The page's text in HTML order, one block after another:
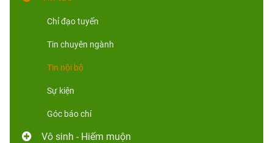
Chỉ đạo tuyến
Tin chuyên ngành
Tin nội bộ
Sự kiện
Góc báo chí
Vô sinh - Hiếm muộn